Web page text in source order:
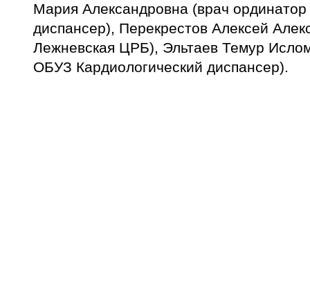
Мария Александровна (врач
диспансер), Перекрестов Алексей
Лежневская ЦРБ), Эльтаев Темур
ОБУЗ Кардиологический диспансер).